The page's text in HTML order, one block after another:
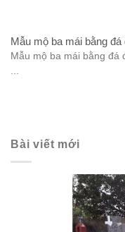
Mẫu mộ ba mái bằng
Mẫu mộ ba mái bằng đá
...
Bài viết mới